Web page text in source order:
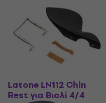
Latone LN112 Chin
Rest για Βιολί 4/4